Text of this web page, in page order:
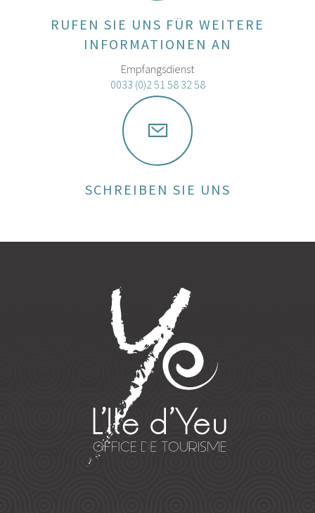
RUFEN SIE UNS FÜR WEITERE
INFORMATIONEN AN
Empfangsdienst
0033 (0)2 51 58 32 58
SCHREIBEN SIE UNS